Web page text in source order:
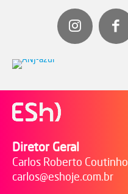
Diretor Geral
Carlos Roberto Coutinho
carlos@eshoje.com.br